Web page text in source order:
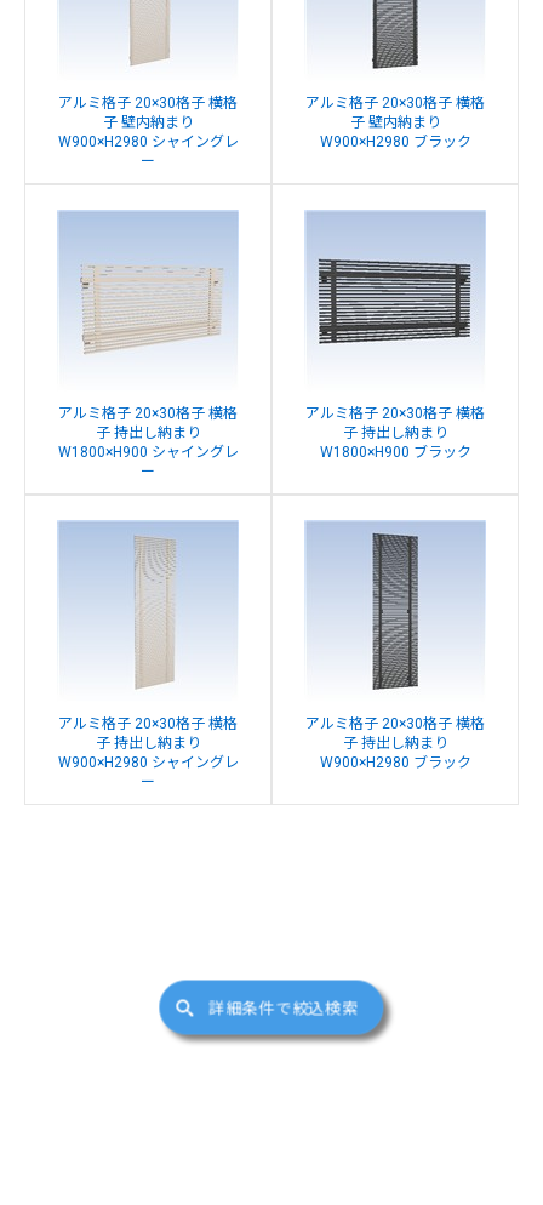
アルミ格子 20×30格子 横格
子 壁内納まり
W900×H2980 シャイングレ
ー
アルミ格子 20×30格子 横格
子 壁内納まり
W900×H2980 ブラック
アルミ格子 20×30格子 横格
子 持出し納まり
W1800×H900 シャイングレ
ー
アルミ格子 20×30格子 横格
子 持出し納まり
W1800×H900 ブラック
アルミ格子 20×30格子 横格
子 持出し納まり
W900×H2980 シャイングレ
ー
アルミ格子 20×30格子 横格
子 持出し納まり
W900×H2980 ブラック
詳細条件で絞込検索